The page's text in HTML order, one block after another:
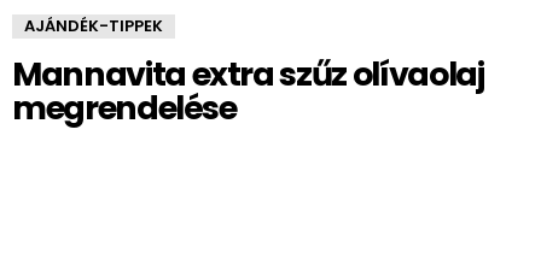
AJÁNDÉK-TIPPEK
Mannavita extra szűz olívaolaj
megrendelése